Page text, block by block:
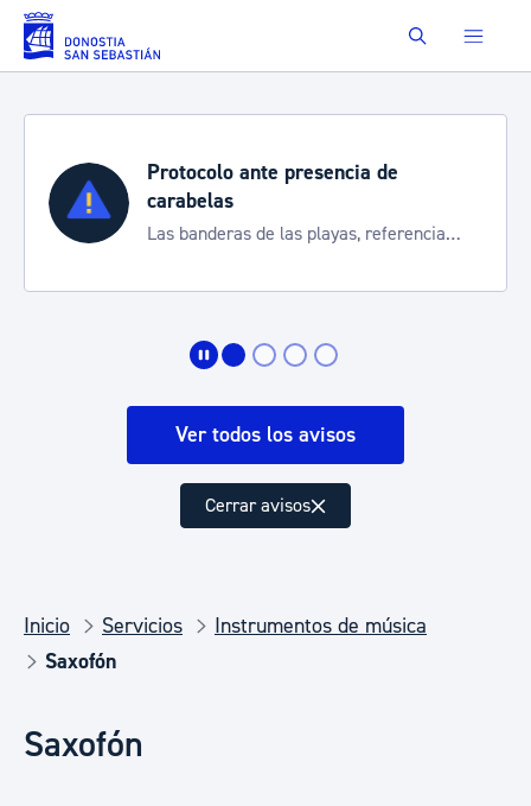
Saltar al contenido principal Buscar
Protocolo ante presencia de
carabelas
Las banderas de las playas, referencia
Ver todos los avisos
Cerrar avisos
Inicio Servicios
Instrumentos de música
Saxofón
Saxofón